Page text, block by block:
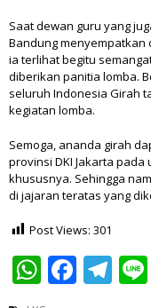
Saat dewan guru yang
Bandung menyempatkan
ia terlihat begitu
diberikan panitia lomba.
seluruh Indonesia Girah
kegiatan lomba.
Semoga, ananda girah
provinsi DKI Jakarta pada
khususnya. Sehingga
di jajaran teratas yang
Post Views: 301